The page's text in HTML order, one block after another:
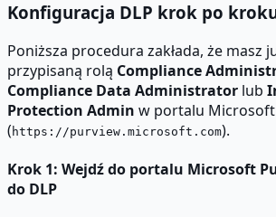
Konfiguracja DLP krok po
Poniższa procedura zakłada, że masz
przypisaną rolą Compliance
Compliance Data Administrator lub
Protection Admin w portalu
( https://purview.microsoft.com).
Krok 1: Wejdź do portalu Microsoft
do DLP